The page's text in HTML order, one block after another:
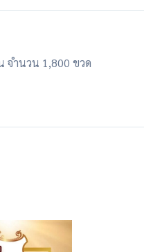
จำนวน 1,800 ขวด